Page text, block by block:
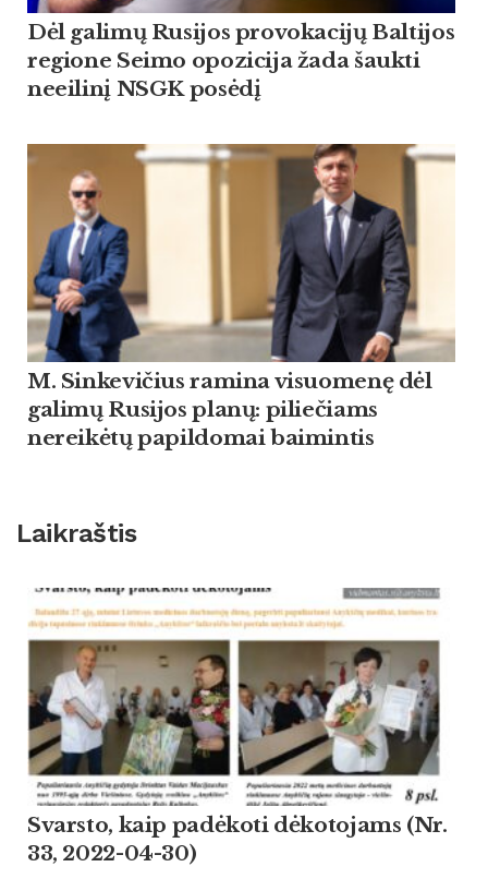
Dėl galimų Rusijos provokacijų Baltijos
regione Seimo opozicija žada šaukti
neeilinį NSGK posėdį
M. Sinkevičius ramina visuomenę dėl
galimų Rusijos planų: piliečiams
nereikėtų papildomai baimintis
Laikraštis
Svarsto, kaip padėkoti dėkotojams (Nr.
33, 2022-04-30)